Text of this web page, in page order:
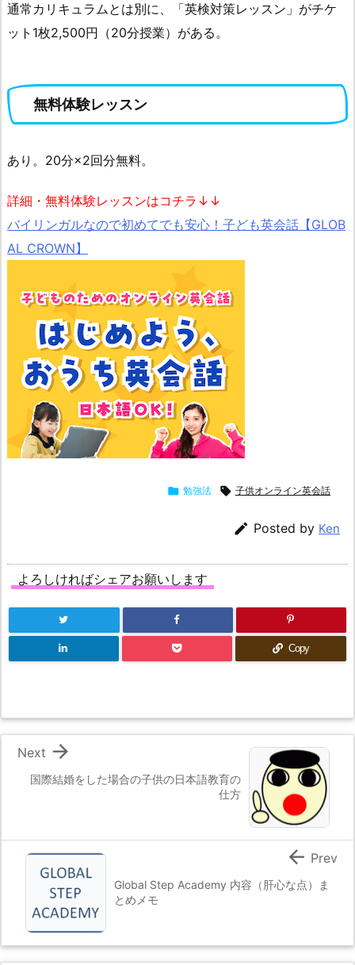
通常カリキュラムとは別に、「英検対策レッスン」がチケ
ット1枚2,500円（20分授業）がある。
無料体験レッスン
あり。20分×2回分無料。
詳細・無料体験レッスンはコチラ↓↓
バイリンガルなので初めてでも安心！子ども英会話【GLOB
AL CROWN】
 勉強法  子供オンライン英会話
 Posted by Ken
よろしければシェアお願いします
Copy
国際結婚をした場合の子供の日本語教育の
仕方

Next
Global Step Academy 内容（肝心な点）ま
とめメモ
 Prev